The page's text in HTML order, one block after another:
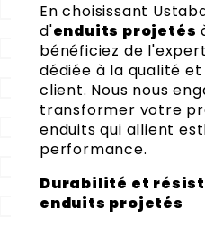
En choisissant
d'enduits projetés
bénéficiez de
dédiée à la qualité
client. Nous nous
transformer votre
enduits qui allient
performance.
Durabilité et
enduits projetés